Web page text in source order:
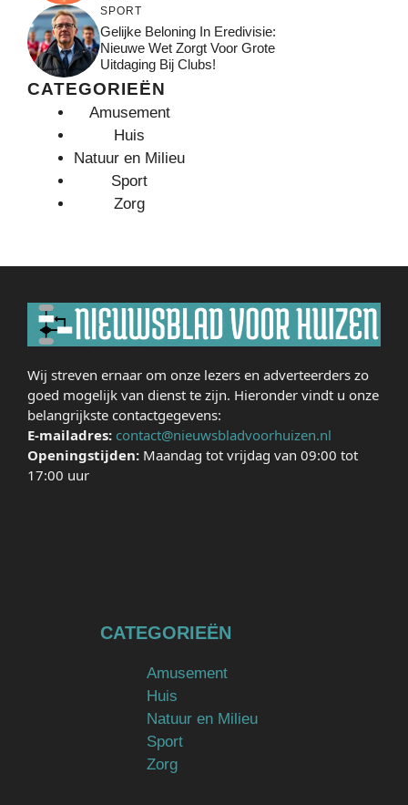
SPORT
Gelijke Beloning In Eredivisie:
Nieuwe Wet Zorgt Voor Grote
Uitdaging Bij Clubs!
CATEGORIEËN
Amusement
Huis
Natuur en Milieu
Sport
Zorg
Wij streven ernaar om onze lezers en adverteerders zo
goed mogelijk van dienst te zijn. Hieronder vindt u onze
belangrijkste contactgegevens:
E-mailadres: contact@nieuwsbladvoorhuizen.nl
Openingstijden: Maandag tot vrijdag van 09:00 tot
17:00 uur
CATEGORIEËN
Amusement
Huis
Natuur en Milieu
Sport
Zorg